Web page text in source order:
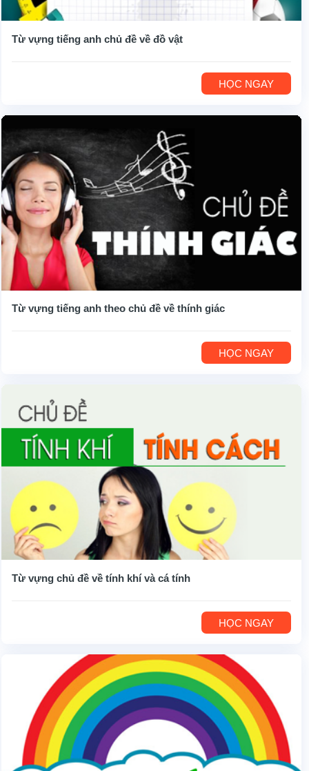
Từ vựng tiếng anh chủ đề về đồ vật
HỌC NGAY
Từ vựng tiếng anh theo chủ đề về thính giác
HỌC NGAY
Từ vựng chủ đề về tính khí và cá tính
HỌC NGAY